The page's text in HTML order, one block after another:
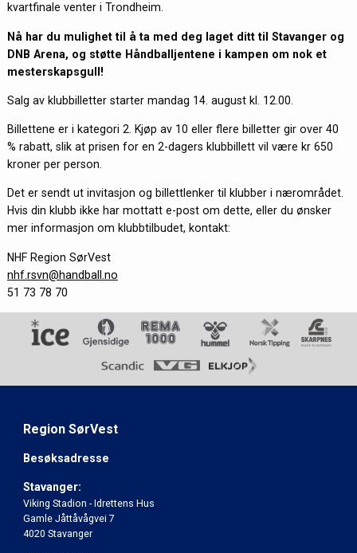
kvartfinale venter i Trondheim.
Nå har du mulighet til å ta med deg laget ditt til Stavanger og
DNB Arena, og støtte Håndballjentene i kampen om nok et
mesterskapsgull!
Salg av klubbilletter starter mandag 14. august kl. 12.00.
Billettene er i kategori 2. Kjøp av 10 eller flere billetter gir over 40
% rabatt, slik at prisen for en 2-dagers klubbillett vil være kr 650
kroner per person.
Det er sendt ut invitasjon og billettlenker til klubber i nærområdet.
Hvis din klubb ikke har mottatt e-post om dette, eller du ønsker
mer informasjon om klubbtilbudet, kontakt:
NHF Region SørVest
nhf.rsvn@handball.no
51 73 78 70
Region SørVest
Besøksadresse
Stavanger:
Viking Stadion - Idrettens Hus
Gamle Jåttåvågvei 7
4020 Stavanger